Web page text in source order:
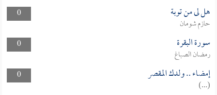
0 هل لى من توبة
حازم شومان
0
سورة البقرة
رمضان الصباغ
0
إمضاء .. ولدك المقصر
(...)